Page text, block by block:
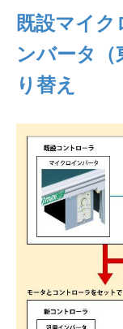
既設マイク
ンバータ（
り替え